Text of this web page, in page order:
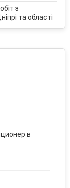
з
та області
в